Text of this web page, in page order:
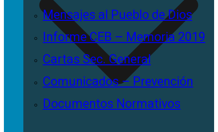
Mensajes al Pueblo de Dios
Informe CEB – Memoria 2019
Cartas Sec. General
Comunicados – Prevención
Documentos Normativos